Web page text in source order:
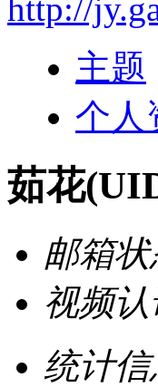
http://
主题
个人
茹花
邮箱
视频
统计信